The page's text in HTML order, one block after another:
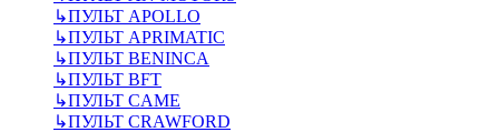
↳ПУЛЬТ APOLLO
↳ПУЛЬТ APRIMATIC
↳ПУЛЬТ BENINCA
↳ПУЛЬТ BFT
↳ПУЛЬТ CAME
↳ПУЛЬТ CRAWFORD